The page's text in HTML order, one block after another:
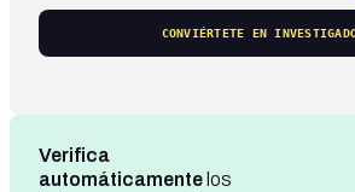
CONVIÉRTETE EN
Verifica
automáticamente los